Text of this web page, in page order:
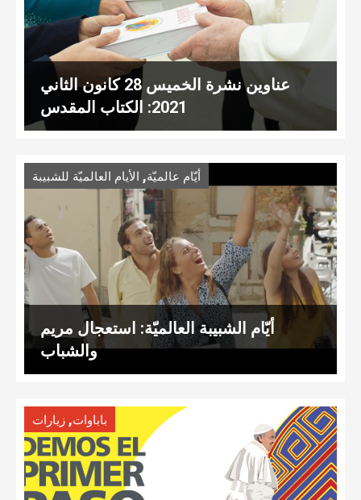
عناوين نشرة الخميس 28 كانون الثاني
2021: الكتاب المقدس
أيّام عالميّة, الأيام العالميّة للشبيبة
أيّام الشبيبة العالميّة: استعجال مريم
والشباب
باباوات, زيارات